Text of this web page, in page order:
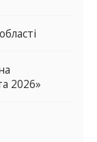
2026»